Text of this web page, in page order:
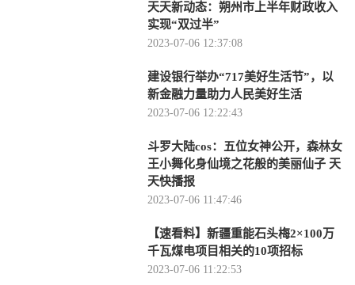
天天新动态：朔州市上半年财政收入
实现“双过半”
2023-07-06 12:37:08
建设银行举办“717美好生活节”，以
新金融力量助力人民美好生活
2023-07-06 12:22:43
斗罗大陆cos：五位女神公开，森林女
王小舞化身仙境之花般的美丽仙子 天
天快播报
2023-07-06 11:47:46
【速看料】新疆重能石头梅2×100万
千瓦煤电项目相关的10项招标
2023-07-06 11:22:53